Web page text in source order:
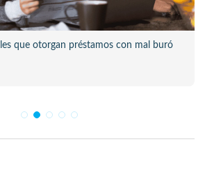
que otorgan préstamos con mal buró